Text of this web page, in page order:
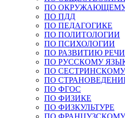
ПО
ПО ПДД
ПО ПЕДАГОГИКЕ
ПО ПОЛИТОЛОГИИ
ПО ПСИХОЛОГИИ
ПО РАЗВИТИЮ РЕЧИ
ПО РУССКОМУ
ПО
ПО
ПО ФГОС
ПО ФИЗИКЕ
ПО ФИЗКУЛЬТУРЕ
ПО